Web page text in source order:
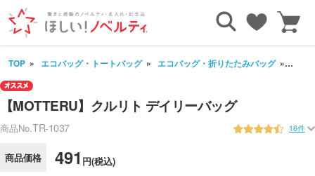
TOP エコバッグ・トートバッグ エコバッグ・折りたたみバッグ 【
【MOTTERU】クルリト デイリーバッグ
商品No.TR-1037 16件
商品価格 491 円(税込)